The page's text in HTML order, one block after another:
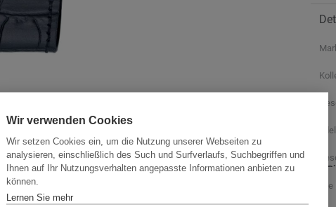
Wir verwenden Cookies
Wir setzen Cookies ein, um die Nutzung unserer Webseiten zu
analysieren, einschließlich des Such und Surfverlaufs, Suchbegriffen und
Ihnen auf Ihr Nutzungsverhalten angepasste Informationen anbieten zu
können.
Lernen Sie mehr